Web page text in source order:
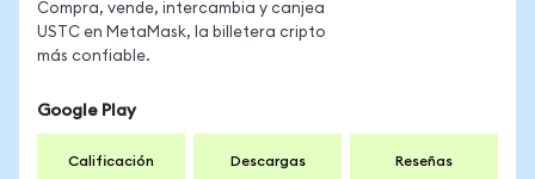
Compra, vende, intercambia y canjea
USTC en MetaMask, la billetera cripto
más confiable.
Google Play
Calificación Descargas Reseñas